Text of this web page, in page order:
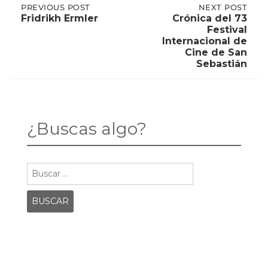
Post
PREVIOUS
POST:
PREVIOUS POST
Fridrikh Ermler
INTERNACIONAL
NEXT POST
Crónica del 73
Festival
Internacional de
Cine de San
Sebastián
¿Buscas algo?